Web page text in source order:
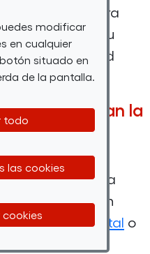
modificar
en cualquier
situado en
de la pantalla.
todo
las cookies
de nuestra
taller de cine u
sobre realidad
3D.
refuerzan la
Digital
Talento Digital
referidos a
una alianza con
enforense digital o